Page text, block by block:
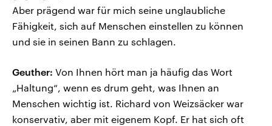
Aber prägend war für mich seine unglaubliche
Fähigkeit, sich auf Menschen einstellen zu können
und sie in seinen Bann zu schlagen.
Geuther: Von Ihnen hört man ja häufig das Wort
„Haltung“, wenn es drum geht, was Ihnen an
Menschen wichtig ist. Richard von Weizsäcker war
konservativ, aber mit eigenem Kopf. Er hat sich oft